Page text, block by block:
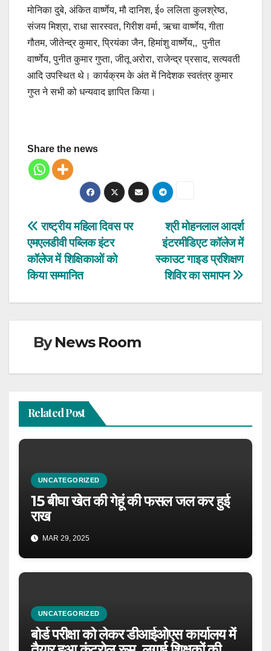
मोनिका दुबे, अंकित वार्ष्णेय, मौ दानिश, ई० ललिता कुलश्रेष्ठ,
संजय मिश्रा, राधा सारस्वत, गिरीश वर्मा, ऋचा वार्ष्णेय, गीता
गौतम, जीतेन्द्र कुमार, प्रियंका जैन, हिमांशु वार्ष्णेय,, पुनीत
वार्ष्णेय, पुनीत कुमार गुप्ता, जीतू अरोरा, राजेन्द्र प्रसाद, सत्यवती
आदि उपस्थित थे। कार्यक्रम के अंत में निदेशक स्वतंत्र कुमार
गुप्त ने सभी को धन्यवाद ज्ञापित किया।
Share the news
Post
navigation
श्री मोहनलाल आदर्श
इंटरमीडिएट कॉलेज में
स्काउट गाइड प्रशिक्षण
शिविर का समापन
राष्ट्रीय महिला दिवस पर
एमएलडीवी पब्लिक इंटर
कॉलेज में शिक्षिकाओं को
किया सम्मानित
ByNews Room
Related Post
UNCATEGORIZED
15 बीघा खेत की गेहूं की फसल जल कर हुई
राख
MAR 29, 2025
UNCATEGORIZED
बोर्ड परीक्षा को लेकर डीआईओएस कार्यालय में